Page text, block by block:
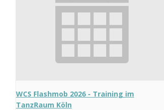
WCS Flashmob 2026 - Training im
TanzRaum Köln